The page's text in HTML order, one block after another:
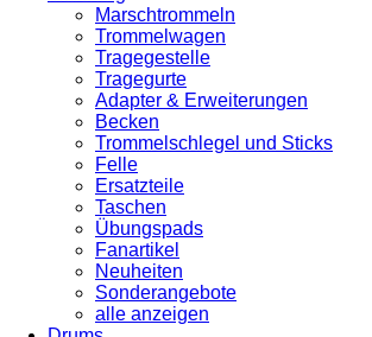
Marschtrommeln
Trommelwagen
Tragegestelle
Tragegurte
Adapter & Erweiterungen
Becken
Trommelschlegel und Sticks
Felle
Ersatzteile
Taschen
Übungspads
Fanartikel
Neuheiten
Sonderangebote
alle anzeigen